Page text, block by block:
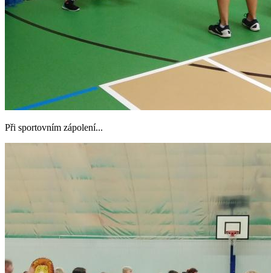
Při sportovním zápolení...